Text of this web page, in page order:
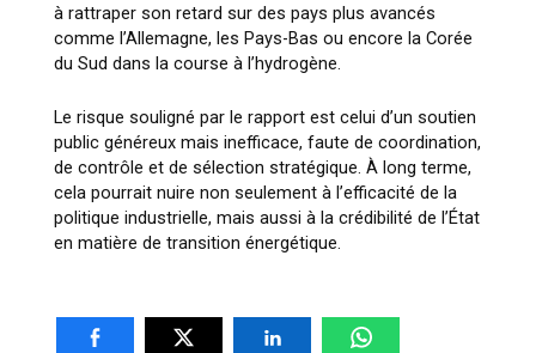
à rattraper son retard sur des pays plus avancés
comme l’Allemagne, les Pays-Bas ou encore la Corée
du Sud dans la course à l’hydrogène.
Le risque souligné par le rapport est celui d’un soutien
public généreux mais inefficace, faute de coordination,
de contrôle et de sélection stratégique. À long terme,
cela pourrait nuire non seulement à l’efficacité de la
politique industrielle, mais aussi à la crédibilité de l’État
en matière de transition énergétique.